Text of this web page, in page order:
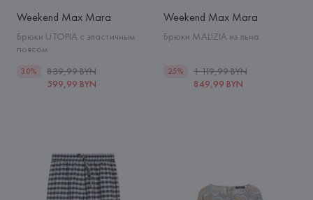
Weekend Max Mara
Брюки UTOPIA с эластичным
поясом
30%
839,99 BYN
599,99 BYN
Weekend Max Mara
Брюки MALIZIA из льна
25%
1 119,99 BYN
849,99 BYN